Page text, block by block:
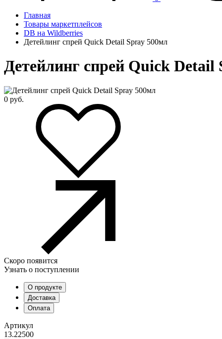
Главная
Товары маркетплейсов
DB на Wildberries
Детейлинг спрей Quick Detail Spray 500мл
Детейлинг спрей Quick Detail
0 руб.
Скоро появится
Узнать о поступлении
О продукте
Доставка
Оплата
Артикул
13.22500